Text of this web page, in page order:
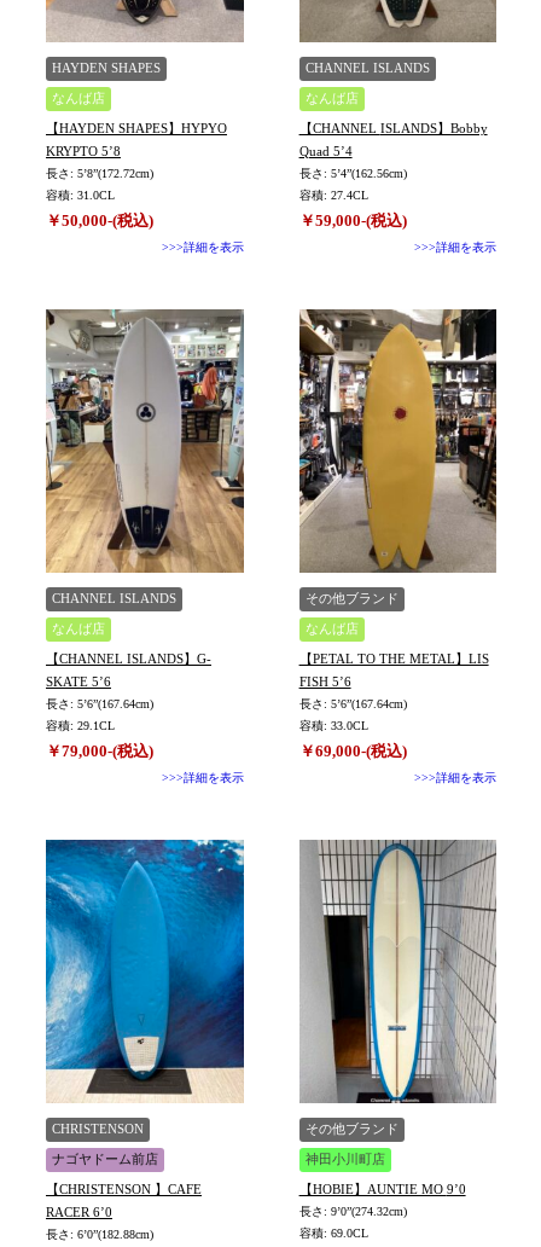
HAYDEN SHAPES
なんば店
【HAYDEN SHAPES】HYPYO
KRYPTO 5’8
長さ: 5’8”(172.72cm)
容積: 31.0CL
￥50,000-(税込)
>>>詳細を表示
CHANNEL ISLANDS
なんば店
【CHANNEL ISLANDS】Bobby
Quad 5’4
長さ: 5’4”(162.56cm)
容積: 27.4CL
￥59,000-(税込)
>>>詳細を表示
CHANNEL ISLANDS
なんば店
【CHANNEL ISLANDS】G-
SKATE 5’6
長さ: 5’6”(167.64cm)
容積: 29.1CL
￥79,000-(税込)
>>>詳細を表示
その他ブランド
なんば店
【PETAL TO THE METAL】LIS
FISH 5’6
長さ: 5’6”(167.64cm)
容積: 33.0CL
￥69,000-(税込)
>>>詳細を表示
CHRISTENSON
ナゴヤドーム前店
【CHRISTENSON 】CAFE
RACER 6’0
長さ: 6’0”(182.88cm)
その他ブランド
神田小川町店
【HOBIE】AUNTIE MO 9’0
長さ: 9’0”(274.32cm)
容積: 69.0CL